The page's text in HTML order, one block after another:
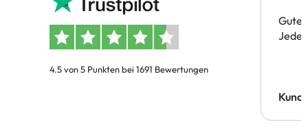
4.5 von 5 Punkten bei 1691 Bewertungen
Gute